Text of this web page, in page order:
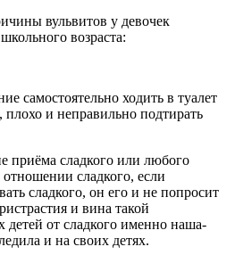
вульвитов у девочек
возраста:
самостоятельно ходить в туалет
и неправильно подтирать
приёма сладкого или любого
сладкого, если
сладкого, он его и не попросит
и вина такой
детей от сладкого именно наша-
и на своих детях.